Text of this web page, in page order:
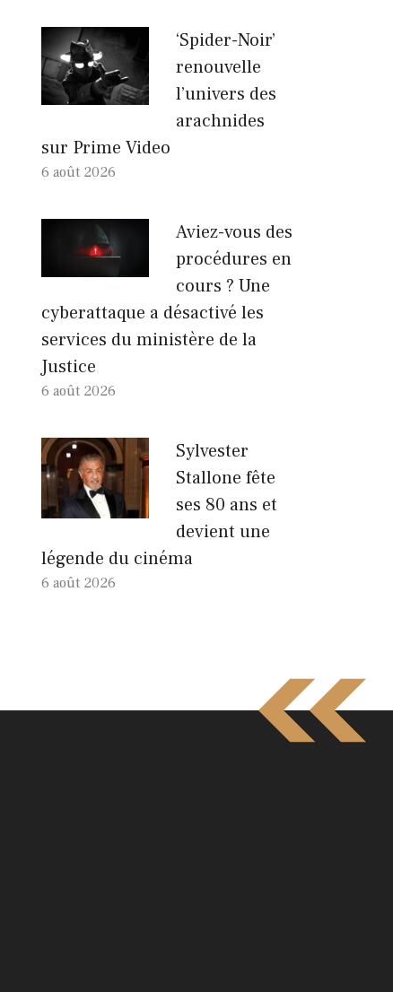
‘Spider-Noir’
renouvelle
l’univers des
arachnides
sur Prime Video
6 août 2026
Aviez-vous des
procédures en
cours ? Une
cyberattaque a désactivé les
services du ministère de la
Justice
6 août 2026
Sylvester
Stallone fête
ses 80 ans et
devient une
légende du cinéma
6 août 2026